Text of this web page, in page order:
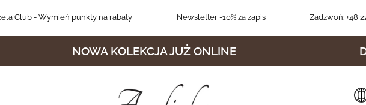
Club- Wymień punkty na rabaty Newsletter-10% za zapis Zadzwoń: +48
NOWA KOLEKCJA JUŻ ONLINE